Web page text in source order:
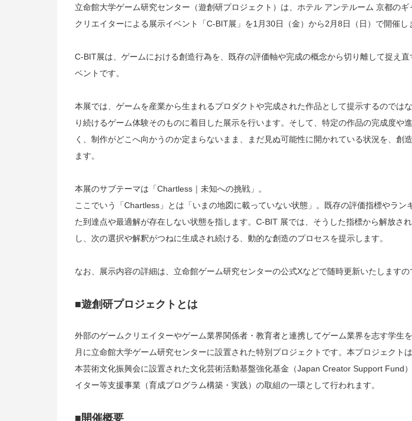
立命館大学ゲーム研究センター（遊創研プロジェクト）は、ホテル アンテルーム 京都の
クリエイターによる展示イベント「C-BIT展」を1月30日（金）から2月8日（日）で開催し
C-BIT展は、ゲームにおける創造行為を、既存の評価軸や完成の概念から切り離して捉え
ベントです。
本展では、ゲームを産業から生まれるプロダクトや完成された作品として提示するのでは
り続けるゲーム体験そのものに着目した展示を行います。そして、特定の作品の完成度や
く、制作がどこへ向かうのか定まらないまま、まだ見ぬ可能性に開かれている状況を、創
ます。
本展のサブテーマは「Chartless｜未知への挑戦」。
ここでいう「Chartless」とは「いまの地図に載っていない状態」。既存の評価指標やラン
た到達点や最適解が存在しない状態を指します。C-BIT 展では、そうした指標から解放さ
し、次の選択や解釈がつねに生成され続ける、動的な創造のプロセスを提示します。
なお、展示内容の詳細は、立命館ゲーム研究センターの公式Xなどで随時更新いたしますの
■遊創研プロジェクトとは
外部のゲームクリエイターやゲーム業界関係者・教育者と連携してゲーム業界を志す学生
月に立命館大学ゲーム研究センターに設置された特別プロジェクトです。本プロジェクト
本芸術文化振興会に設置された文化芸術活動基盤強化基金（Japan Creator Support Fund
イター等支援事業（育成プログラム構築・実践）の取組の一環として行われます。
■開催概要